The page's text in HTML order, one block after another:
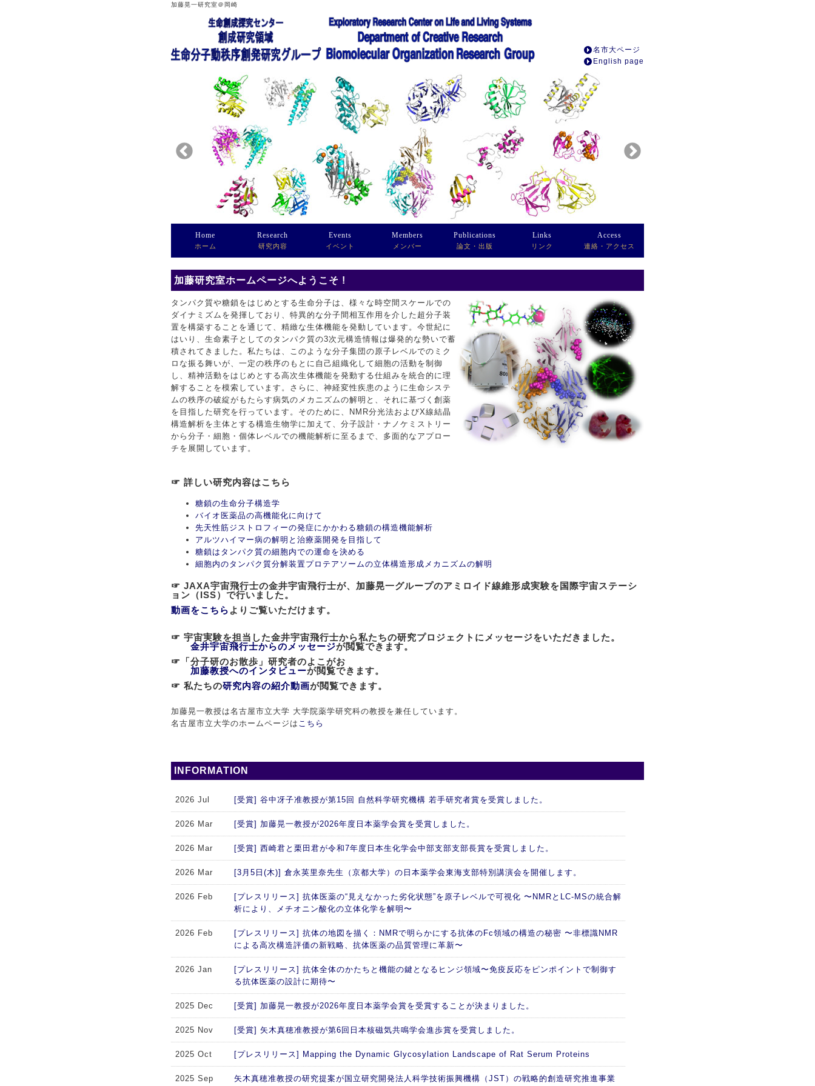
加藤晃一研究室＠岡崎
名市大ページ
English page
Home
ホーム
Research
研究内容
Events
イベント
Members
メンバー
Publications
論文・出版
Links
リンク
Access
連絡・アクセス
加藤研究室ホームページへようこそ !
タンパク質や糖鎖をはじめとする生命分子は、様々な時空間スケールでの
ダイナミズムを発揮しており、特異的な分子間相互作用を介した超分子装
置を構築することを通じて、精緻な生体機能を発動しています。今世紀に
はいり、生命素子としてのタンパク質の3次元構造情報は爆発的な勢いで蓄
積されてきました。私たちは、このような分子集団の原子レベルでのミク
ロな振る舞いが、一定の秩序のもとに自己組織化して細胞の活動を制御
し、精神活動をはじめとする高次生体機能を発動する仕組みを統合的に理
解することを模索しています。さらに、神経変性疾患のように生命システ
ムの秩序の破綻がもたらす病気のメカニズムの解明と、それに基づく創薬
を目指した研究を行っています。そのために、NMR分光法およびX線結晶
構造解析を主体とする構造生物学に加えて、分子設計・ナノケミストリー
から分子・細胞・個体レベルでの機能解析に至るまで、多面的なアプロー
チを展開しています。
☞ 詳しい研究内容はこちら
糖鎖の生命分子構造学
バイオ医薬品の高機能化に向けて
先天性筋ジストロフィーの発症にかかわる糖鎖の構造機能解析
アルツハイマー病の解明と治療薬開発を目指して
糖鎖はタンパク質の細胞内での運命を決める
細胞内のタンパク質分解装置プロテアソームの立体構造形成メカニズムの解明
☞ JAXA宇宙飛行士の金井宇宙飛行士が、加藤晃一グループのアミロイド線維形成実験を国際宇宙ステーシ
ョン（ISS）で行いました。
動画をこちら よりご覧いただけます。
☞ 宇宙実験を担当した金井宇宙飛行士から私たちの研究プロジェクトにメッセージをいただきました。
金井宇宙飛行士からのメッセージが閲覧できます。
☞「分子研のお散歩」研究者のよこがお
加藤教授へのインタビューが閲覧できます。
☞ 私たちの研究内容の紹介動画が閲覧できます。
加藤晃一教授は名古屋市立大学 大学院薬学研究科の教授を兼任しています。
名古屋市立大学のホームページは こちら
INFORMATION
2026 Jul [受賞] 谷中冴子准教授が第15回 自然科学研究機構 若手研究者賞を受賞しました。
2026 Mar [受賞] 加藤晃一教授が2026年度日本薬学会賞を受賞しました。
2026 Mar [受賞] 西崎君と栗田君が令和7年度日本生化学会中部支部支部長賞を受賞しました。
2026 Mar [3月5日(木)] 倉永英里奈先生（京都大学）の日本薬学会東海支部特別講演会を開催します。
2026 Feb
[プレスリリース] 抗体医薬の“見えなかった劣化状態”を原子レベルで可視化 〜NMRとLC-MSの統合解
析により、メチオニン酸化の立体化学を解明〜
2026 Feb
[プレスリリース] 抗体の地図を描く：NMRで明らかにする抗体のFc領域の構造の秘密 〜非標識NMR
による高次構造評価の新戦略、抗体医薬の品質管理に革新〜
2026 Jan
[プレスリリース] 抗体全体のかたちと機能の鍵となるヒンジ領域〜免疫反応をピンポイントで制御す
る抗体医薬の設計に期待〜
2025 Dec [受賞] 加藤晃一教授が2026年度日本薬学会賞を受賞することが決まりました。
2025 Nov [受賞] 矢木真穂准教授が第6回日本核磁気共鳴学会進歩賞を受賞しました。
2025 Oct [プレスリリース] Mapping the Dynamic Glycosylation Landscape of Rat Serum Proteins
2025 Sep 矢木真穂准教授の研究提案が国立研究開発法人科学技術振興機構（JST）の戦略的創造研究推進事業